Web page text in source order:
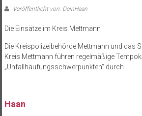
Veröffentlicht von: DeinHaan
Die Einsätze im Kreis Mettmann
Die Kreispolizeibehörde Mettmann und das
Kreis Mettmann führen regelmäßige
„Unfallhäufungsschwerpunkten“ durch.
Haan